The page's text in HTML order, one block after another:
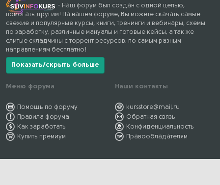
- Наш форум был создан с одной целью,
помогать другим! На нашем форуме, Вы можете скачать самые
свежие и популярные курсы, книги, тренинги и вебинары, схемы
по заработку, различные мануалы и готовые кейсы, а так же
слитые складчины с торрент ресурсов, по самым разным
направлениям бесплатно!
Показать/скрыть больше
Меню форума
Помощь по форуму
Правила форума
Как заработать
Купить премиум
Наши контакты
kursstore@mail.ru
Обратная связь
Конфиденциальность
Правообладателям